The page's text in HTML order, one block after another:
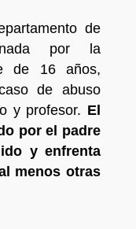
de
por la
de 16 años,
de abuso
y profesor. El
por el padre
y enfrenta
menos otras